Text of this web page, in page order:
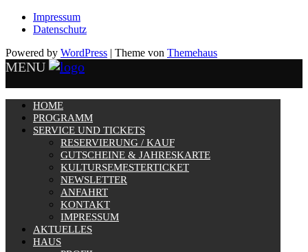
Impressum
Datenschutz
Powered by WordPress | Theme von Themehaus
MENU
HOME
PROGRAMM
SERVICE UND TICKETS
RESERVIERUNG / KAUF
GUTSCHEINE & JAHRESKARTE
KULTURSEMESTERTICKET
NEWSLETTER
ANFAHRT
KONTAKT
IMPRESSUM
AKTUELLES
HAUS